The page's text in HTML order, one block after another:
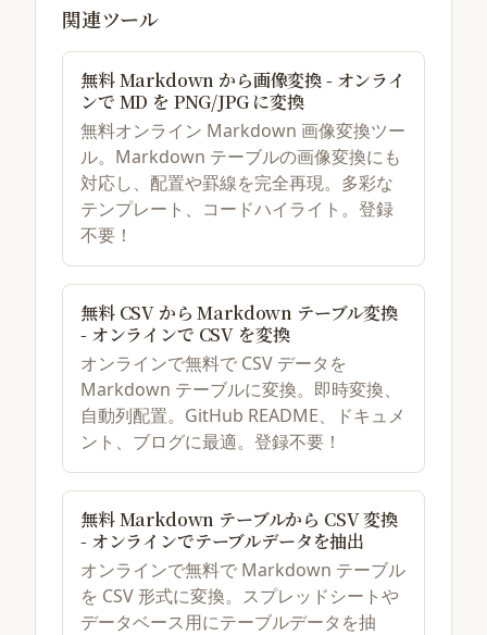
関連ツール
無料 Markdown から画像変換 - オンライ
ンで MD を PNG/JPG に変換
無料オンライン Markdown 画像変換ツー
ル。Markdown テーブルの画像変換にも
対応し、配置や罫線を完全再現。多彩な
テンプレート、コードハイライト。登録
不要！
無料 CSV から Markdown テーブル変換
- オンラインで CSV を変換
オンラインで無料で CSV データを
Markdown テーブルに変換。即時変換、
自動列配置。GitHub README、ドキュメ
ント、ブログに最適。登録不要！
無料 Markdown テーブルから CSV 変換
- オンラインでテーブルデータを抽出
オンラインで無料で Markdown テーブル
を CSV 形式に変換。スプレッドシートや
データベース用にテーブルデータを抽